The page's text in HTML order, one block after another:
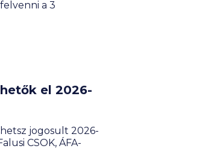
a 3
el 2026-
jogosult 2026-
CSOK, ÁFA-